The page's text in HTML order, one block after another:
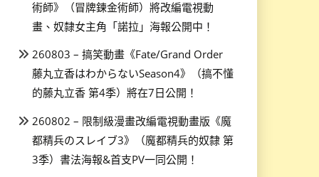
術師》（冒牌鍊金術師）將改編電視動
畫、奴隸女主角「諾拉」海報公開中！
260803 – 搞笑動畫《Fate/Grand Order
藤丸立香はわからないSeason4》（搞不懂
的藤丸立香 第4季）將在7日公開！
260802 – 限制級漫畫改編電視動畫版《魔
都精兵のスレイブ3》（魔都精兵的奴隸 第
3季）書法海報&首支PV一同公開！